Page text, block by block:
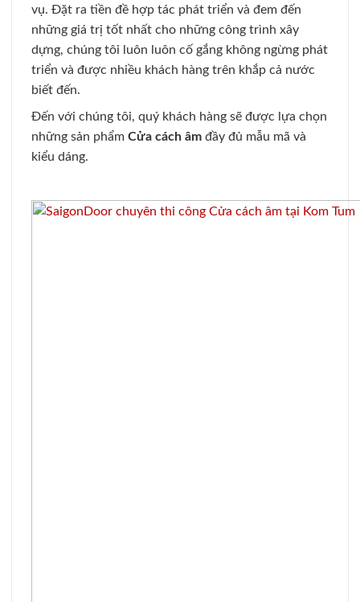
vụ. Đặt ra tiền đề hợp tác phát triển và đem đến
những giá trị tốt nhất cho những công trình xây
dựng, chúng tôi luôn luôn cố gắng không ngừng phát
triển và được nhiều khách hàng trên khắp cả nước
biết đến.
Đến với chúng tôi, quý khách hàng sẽ được lựa chọn
những sản phẩm Cửa cách âm đầy đủ mẫu mã và
kiểu dáng.